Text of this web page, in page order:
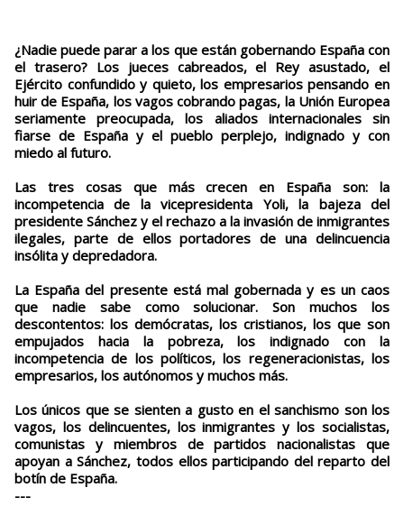
¿Nadie puede parar a los que están gobernando España con
el trasero? Los jueces cabreados, el Rey asustado, el
Ejército confundido y quieto, los empresarios pensando en
huir de España, los vagos cobrando pagas, la Unión Europea
seriamente preocupada, los aliados internacionales sin
fiarse de España y el pueblo perplejo, indignado y con
miedo al futuro.
Las tres cosas que más crecen en España son: la
incompetencia de la vicepresidenta Yoli, la bajeza del
presidente Sánchez y el rechazo a la invasión de inmigrantes
ilegales, parte de ellos portadores de una delincuencia
insólita y depredadora.
La España del presente está mal gobernada y es un caos
que nadie sabe como solucionar. Son muchos los
descontentos: los demócratas, los cristianos, los que son
empujados hacia la pobreza, los indignado con la
incompetencia de los políticos, los regeneracionistas, los
empresarios, los autónomos y muchos más.
Los únicos que se sienten a gusto en el sanchismo son los
vagos, los delincuentes, los inmigrantes y los socialistas,
comunistas y miembros de partidos nacionalistas que
apoyan a Sánchez, todos ellos participando del reparto del
botín de España.
---